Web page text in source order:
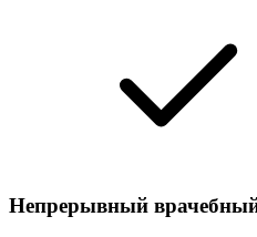
Непрерывный